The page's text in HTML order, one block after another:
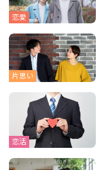
恋愛
片思い
恋活